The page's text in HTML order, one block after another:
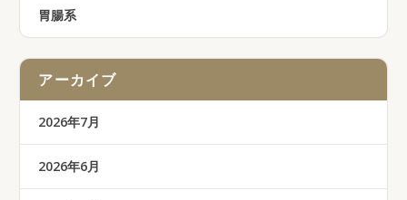
胃腸系
アーカイブ
2026年7月
2026年6月